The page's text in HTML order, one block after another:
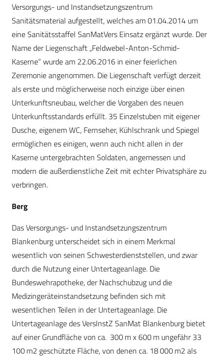
Versorgungs- und Instandsetzungszentrum
Sanitätsmaterial aufgestellt, welches am 01.04.2014 um
eine Sanitätsstaffel SanMatVers Einsatz ­ergänzt wurde. Der
Name der Liegenschaft ­„Feldwebel-Anton-Schmid-
Kaserne“ wurde am 22.06.2016 in einer feierlichen
Zeremonie angenommen. Die Liegenschaft verfügt derzeit
als erste und möglicherweise noch einzige über einen
Unterkunftsneubau, welcher die Vorgaben des neuen
Unterkunftsstandards erfüllt. 35 Einzelstuben mit eigener
Dusche, eigenem WC, Fernseher, Kühlschrank und Spiegel
ermöglichen es einigen, wenn auch nicht allen in der
Kaserne untergebrachten Soldaten, angemessen und
modern die außerdienstliche Zeit mit echter Privatsphäre zu
verbringen.
Berg
Das Versorgungs- und Instandsetzungszentrum
Blankenburg unterscheidet sich in einem Merkmal
wesentlich von seinen Schwesterdienststellen, und zwar
durch die Nutzung einer Untertageanlage. Die
Bundeswehrapotheke, der Nachschubzug und die
Medizingeräteinstandsetzung befinden sich mit
wesentlichen Teilen in der Untertageanlage. Die
Untertageanlage des ­VersInstZ SanMat Blankenburg bietet
auf einer Grundfläche von ca. 300 m x 600 m ungefähr 33
100 m2 geschützte Fläche, von denen ca. 18 000 m2 als